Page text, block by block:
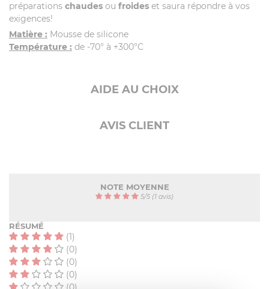
préparations chaudes ou froides et saura répondre à vos
exigences!
Matière : Mousse de silicone
Température : de -70° à +300°C
AIDE AU CHOIX
AVIS CLIENT
NOTE MOYENNE
5/5 (1 avis)
RÉSUMÉ
(1)
(0)
(0)
(0)